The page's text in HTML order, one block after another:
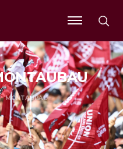
Ouvrir
le
menu
MONTAUBAU